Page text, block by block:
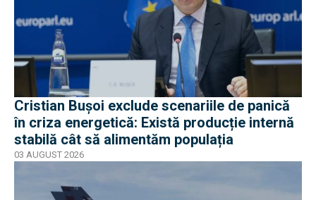
Cristian Bușoi exclude scenariile de panică
în criza energetică: Există producție internă
stabilă cât să alimentăm populația
03 AUGUST 2026